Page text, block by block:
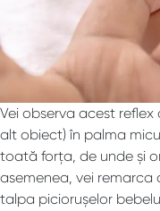
Vei observa acest
alt obiect) în palma
toată forța, de unde și
asemenea, vei remarca
talpa piciorușelor